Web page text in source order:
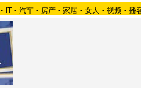
- IT - 汽车 - 房产 - 家居 - 女人 - 视频 - 播